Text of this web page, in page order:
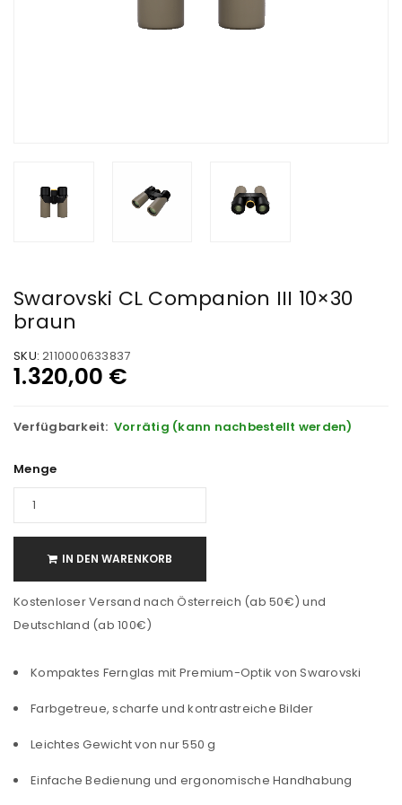
Swarovski CL Companion III 10×30
braun
SKU: 2110000633837
1.320,00 €
Verfügbarkeit: Vorrätig (kann nachbestellt werden)
Menge
IN DEN WARENKORB
Kostenloser Versand nach Österreich (ab 50€) und
Deutschland (ab 100€)
Kompaktes Fernglas mit Premium-Optik von Swarovski
Farbgetreue, scharfe und kontrastreiche Bilder
Leichtes Gewicht von nur 550 g
Einfache Bedienung und ergonomische Handhabung